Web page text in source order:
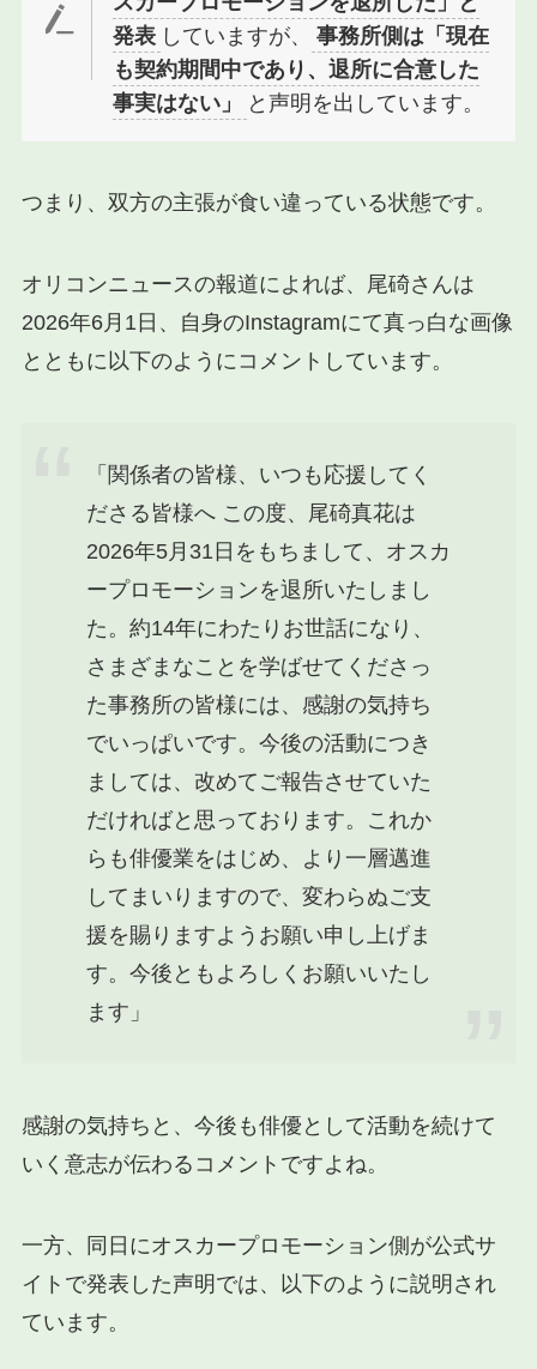
発表 していますが、
事務所側は「現在
も契約期間中であり、退所に合意した
事実はない」
と声明を出しています。
つまり、双方の主張が食い違っている状態です。
オリコンニュースの報道によれば、尾碕さんは
2026年6月1日、自身のInstagramにて真っ白な画像
とともに以下のようにコメントしています。
「関係者の皆様、いつも応援してく
ださる皆様へ この度、尾碕真花は
2026年5月31日をもちまして、オスカ
ープロモーションを退所いたしまし
た。約14年にわたりお世話になり、
さまざまなことを学ばせてくださっ
た事務所の皆様には、感謝の気持ち
でいっぱいです。今後の活動につき
ましては、改めてご報告させていた
だければと思っております。これか
らも俳優業をはじめ、より一層邁進
してまいりますので、変わらぬご支
援を賜りますようお願い申し上げま
す。今後ともよろしくお願いいたし
ます」
感謝の気持ちと、今後も俳優として活動を続けて
いく意志が伝わるコメントですよね。
一方、同日にオスカープロモーション側が公式サ
イトで発表した声明では、以下のように説明され
ています。